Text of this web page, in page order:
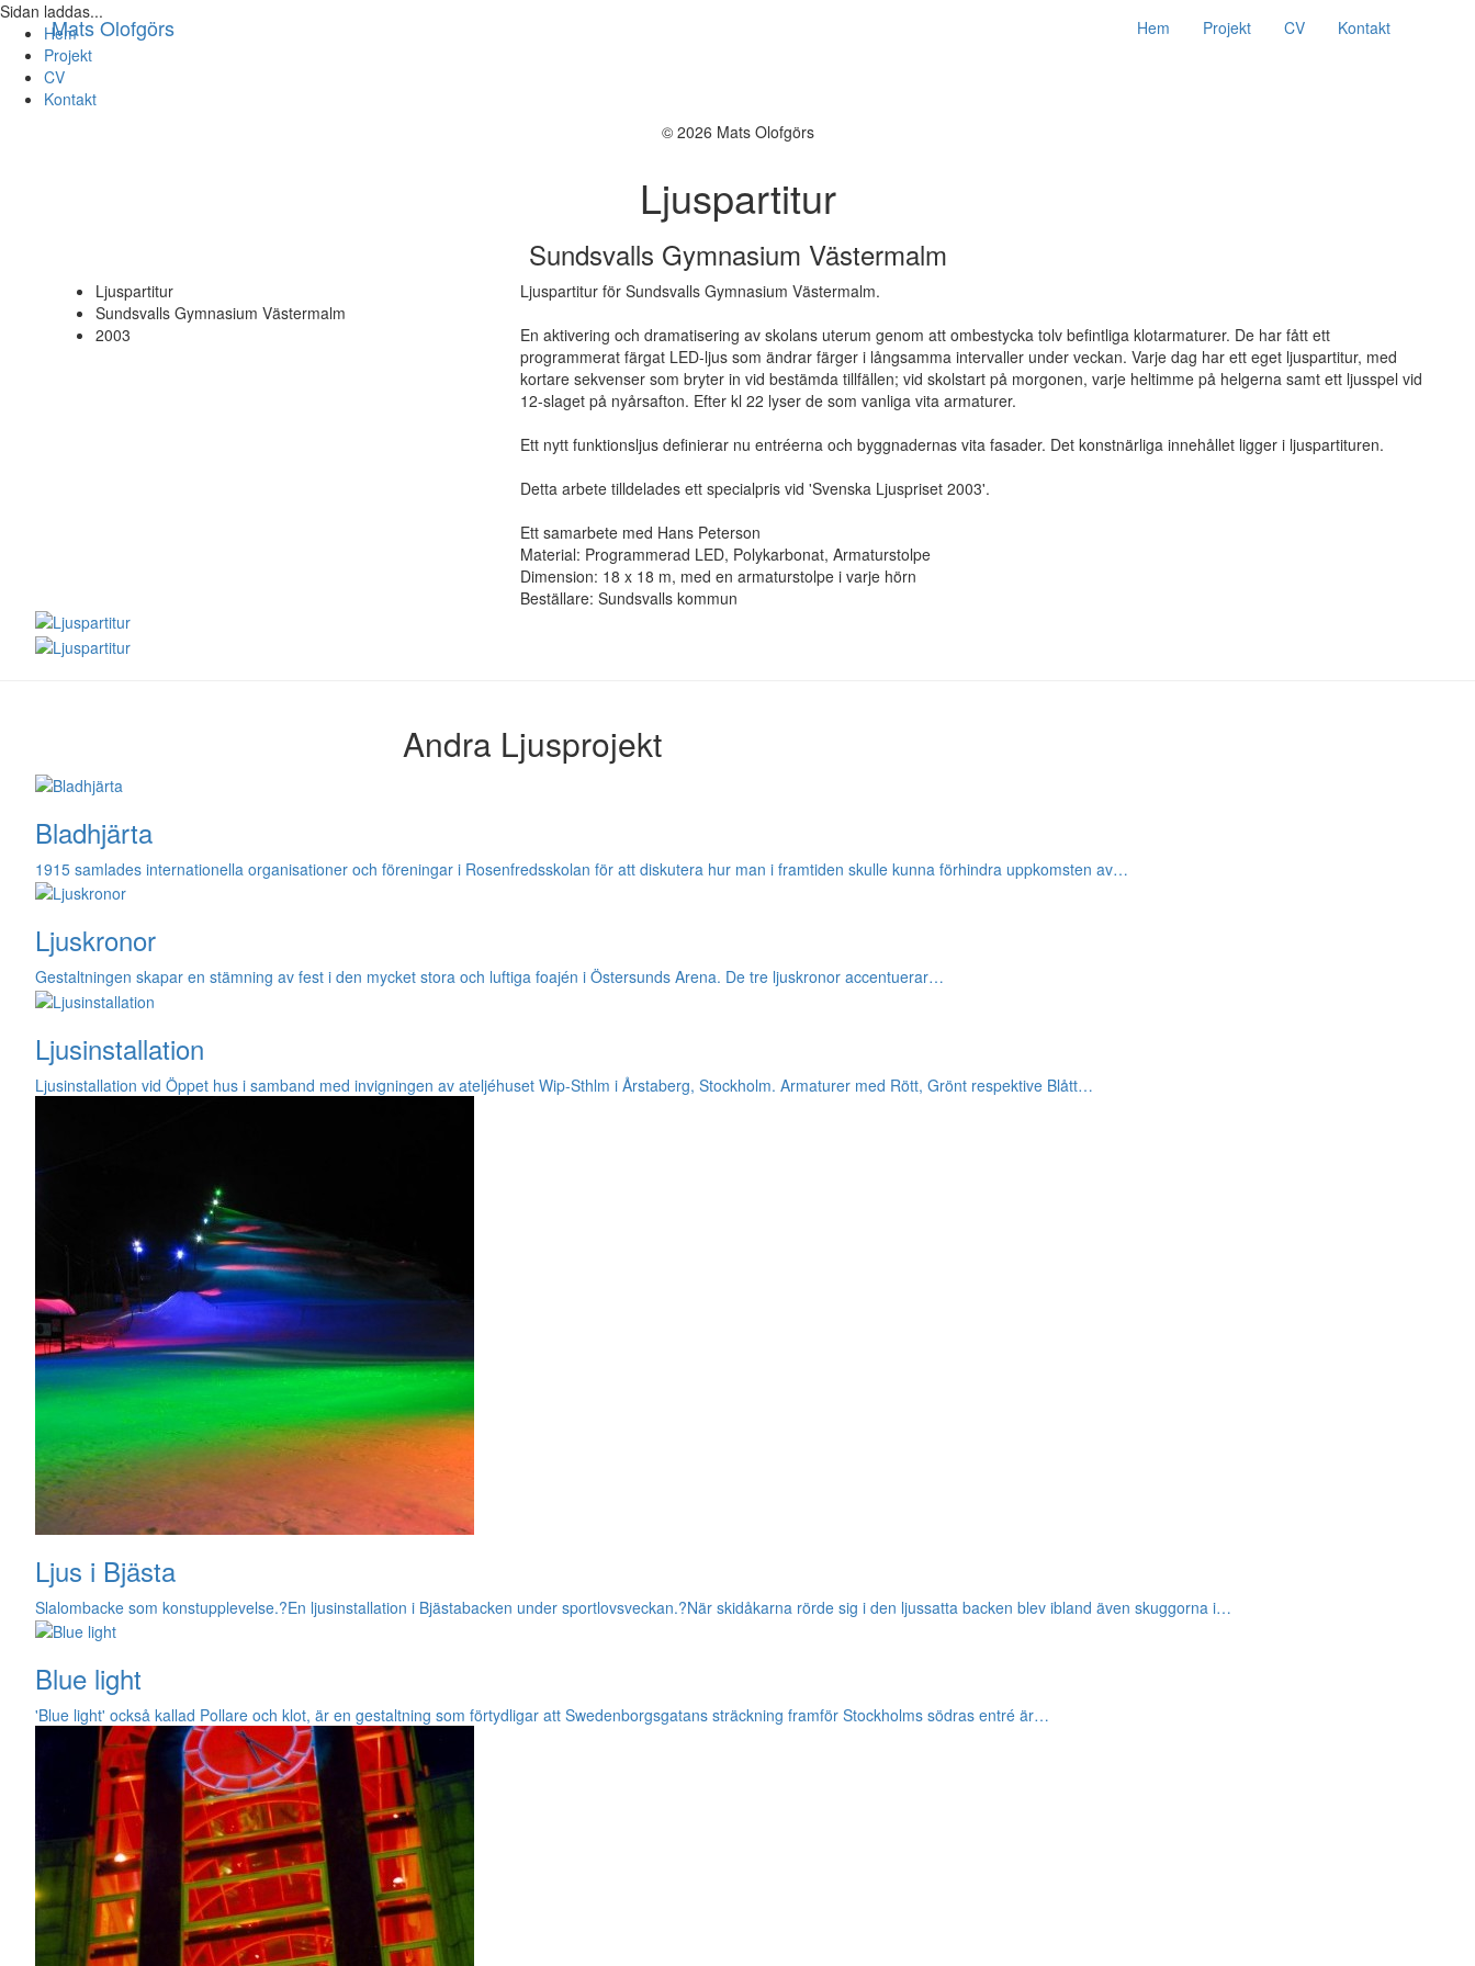
Sidan laddas...
Hem
Projekt
CV
Kontakt
© 2026 Mats Olofgörs
Mats Olofgörs Hem Projekt CV Kontakt
Ljuspartitur
Sundsvalls Gymnasium Västermalm
Ljuspartitur
Sundsvalls Gymnasium Västermalm
2003
Ljuspartitur för Sundsvalls Gymnasium Västermalm.
En aktivering och dramatisering av skolans uterum genom att ombestycka tolv befintliga klotarmaturer. De har fått ett
programmerat färgat LED-ljus som ändrar färger i långsamma intervaller under veckan. Varje dag har ett eget ljuspartitur, med
kortare sekvenser som bryter in vid bestämda tillfällen; vid skolstart på morgonen, varje heltimme på helgerna samt ett ljusspel vid
12-slaget på nyårsafton. Efter kl 22 lyser de som vanliga vita armaturer.
Ett nytt funktionsljus definierar nu entréerna och byggnadernas vita fasader. Det konstnärliga innehållet ligger i ljuspartituren.
Detta arbete tilldelades ett specialpris vid 'Svenska Ljuspriset 2003'.
Ett samarbete med Hans Peterson
Material: Programmerad LED, Polykarbonat, Armaturstolpe
Dimension: 18 x 18 m, med en armaturstolpe i varje hörn
Beställare: Sundsvalls kommun
Andra Ljusprojekt
Bladhjärta
1915 samlades internationella organisationer och föreningar i Rosenfredsskolan för att diskutera hur man i framtiden skulle kunna förhindra uppkomsten av…
Ljuskronor
Gestaltningen skapar en stämning av fest i den mycket stora och luftiga foajén i Östersunds Arena. De tre ljuskronor accentuerar…
Ljusinstallation
Ljusinstallation vid Öppet hus i samband med invigningen av ateljéhuset Wip-Sthlm i Årstaberg, Stockholm. Armaturer med Rött, Grönt respektive Blått…
Ljus i Bjästa
Slalombacke som konstupplevelse.?En ljusinstallation i Bjästabacken under sportlovsveckan.?När skidåkarna rörde sig i den ljussatta backen blev ibland även skuggorna i…
Blue light
'Blue light' också kallad Pollare och klot, är en gestaltning som förtydligar att Swedenborgsgatans sträckning framför Stockholms södras entré är…